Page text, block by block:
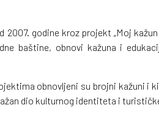
2007. godine kroz projekt „Moj
baštine, obnovi kažuna i
obnovljeni su brojni kažuni i
dio kulturnog identiteta i